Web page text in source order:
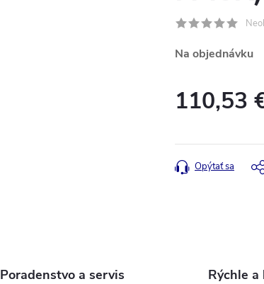
Na objednávku
110,53
Opýtať sa
Poradenstvo a servis
Rýchle a